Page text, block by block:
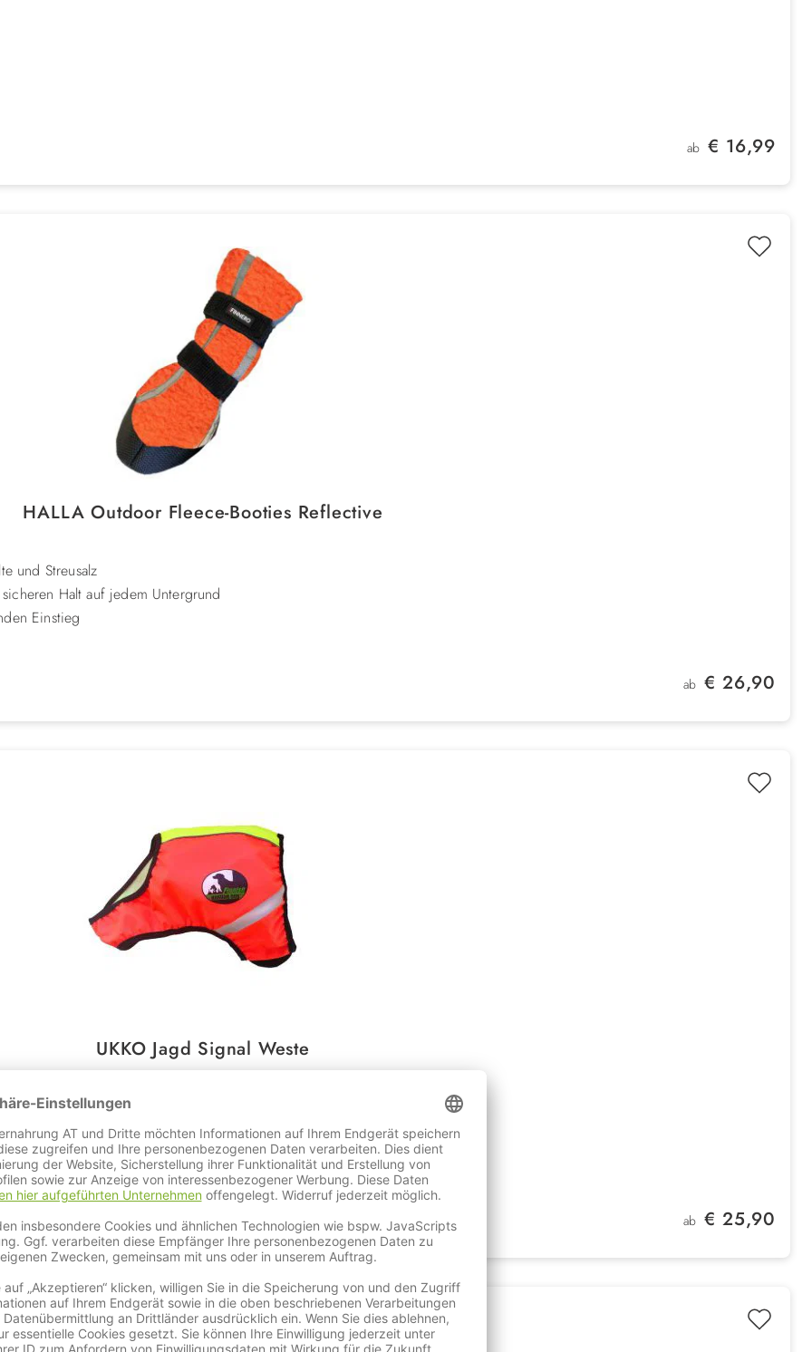
Regulärer Preis:
ab € 16,99
HALLA Outdoor Fleece-Booties Reflective
und Streusalz
Halt auf jedem Untergrund
Einstieg
Regulärer Preis:
ab € 26,90
UKKO Jagd Signal Weste
Hundes
Anlegen
Regulärer Preis:
ab € 25,90